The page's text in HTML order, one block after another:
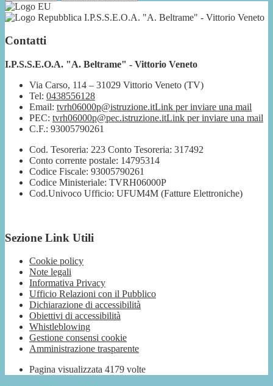
I.P.S.S.E.O.A. "A. Beltrame" - Vittorio Veneto
Contatti
I.P.S.S.E.O.A. "A. Beltrame" - Vittorio Veneto
Via Carso, 114 – 31029 Vittorio Veneto (TV)
Tel: 0438556128
Email: tvrh06000p@istruzione.itLink per inviare una mail
PEC: tvrh06000p@pec.istruzione.itLink per inviare una mail
C.F.: 93005790261
Cod. Tesoreria: 223 Conto Tesoreria: 317492
Conto corrente postale: 14795314
Codice Fiscale: 93005790261
Codice Ministeriale: TVRH06000P
Cod.Univoco Ufficio: UFUM4M (Fatture Elettroniche)
Sezione Link Utili
Cookie policy
Note legali
Informativa Privacy
Ufficio Relazioni con il Pubblico
Dichiarazione di accessibilità
Obiettivi di accessibilità
Whistleblowing
Gestione consensi cookie
Amministrazione trasparente
Pagina visualizzata 4179 volte